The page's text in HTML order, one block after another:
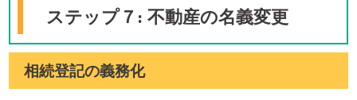
ステップ７: 不動産の名義変更
相続登記の義務化